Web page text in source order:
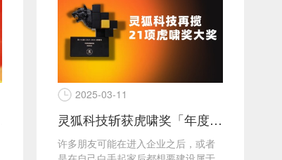
2025-03-11
灵狐科技斩获虎啸奖「年度电商服务商」「数字营销十五年风云人物」等21项大奖
许多朋友可能在进入企业之后，或者